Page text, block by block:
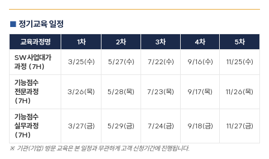
■ 정기교육 일정
교육과정명 1차 2차 3차 4차 5차
SW사업대가
과정 (7H)
3/25(수) 5/27(수) 7/22(수) 9/16(수) 11/25(수)
기능점수
전문과정
(7H)
3/26(목) 5/28(목) 7/23(목) 9/17(목) 11/26(목)
기능점수
실무과정
(7H)
3/27(금) 5/29(금) 7/24(금) 9/18(금) 11/27(금)
※ 기관(기업) 방문 교육은 본 일정과 무관하게 고객 신청기간에 진행됩니다.